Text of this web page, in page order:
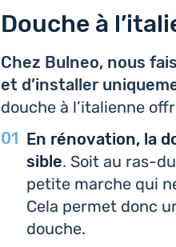
Douche à
Chez Bulneo, nous
et d’ins­tal­ler
douche à l’i­ta­lienne
En réno­va­tion, la
sible. Soit au ras-
petite marche qui
Cela permet donc
douche.